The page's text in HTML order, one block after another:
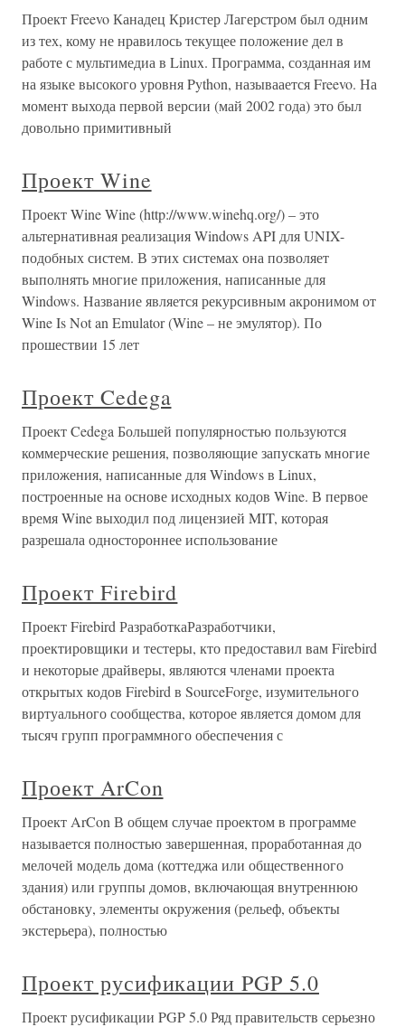
Проект Freevo Канадец Кристер Лагерстром был одним
из тех, кому не нравилось текущее положение дел в
работе с мультимедиа в Linux. Программа, созданная им
на языке высокого уровня Python, называается Freevo. На
момент выхода первой версии (май 2002 года) это был
довольно примитивный
Проект Wine
Проект Wine Wine (http://www.winehq.org/) – это
альтернативная реализация Windows API для UNIX-
подобных систем. В этих системах она позволяет
выполнять многие приложения, написанные для
Windows. Название является рекурсивным акронимом от
Wine Is Not an Emulator (Wine – не эмулятор). По
прошествии 15 лет
Проект Cedega
Проект Cedega Большей популярностью пользуются
коммерческие решения, позволяющие запускать многие
приложения, написанные для Windows в Linux,
построенные на основе исходных кодов Wine. В первое
время Wine выходил под лицензией MIT, которая
разрешала одностороннее использование
Проект Firebird
Проект Firebird РазработкаРазработчики,
проектировщики и тестеры, кто предоставил вам Firebird
и некоторые драйверы, являются членами проекта
открытых кодов Firebird в SourceForge, изумительного
виртуального сообщества, которое является домом для
тысяч групп программного обеспечения с
Проект ArCon
Проект ArCon В общем случае проектом в программе
называется полностью завершенная, проработанная до
мелочей модель дома (коттеджа или общественного
здания) или группы домов, включающая внутреннюю
обстановку, элементы окружения (рельеф, объекты
экстерьера), полностью
Проект русификации PGP 5.0
Проект русификации PGP 5.0 Ряд правительств серьезно